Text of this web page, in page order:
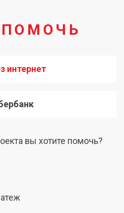
интернет
вы хотите помочь?